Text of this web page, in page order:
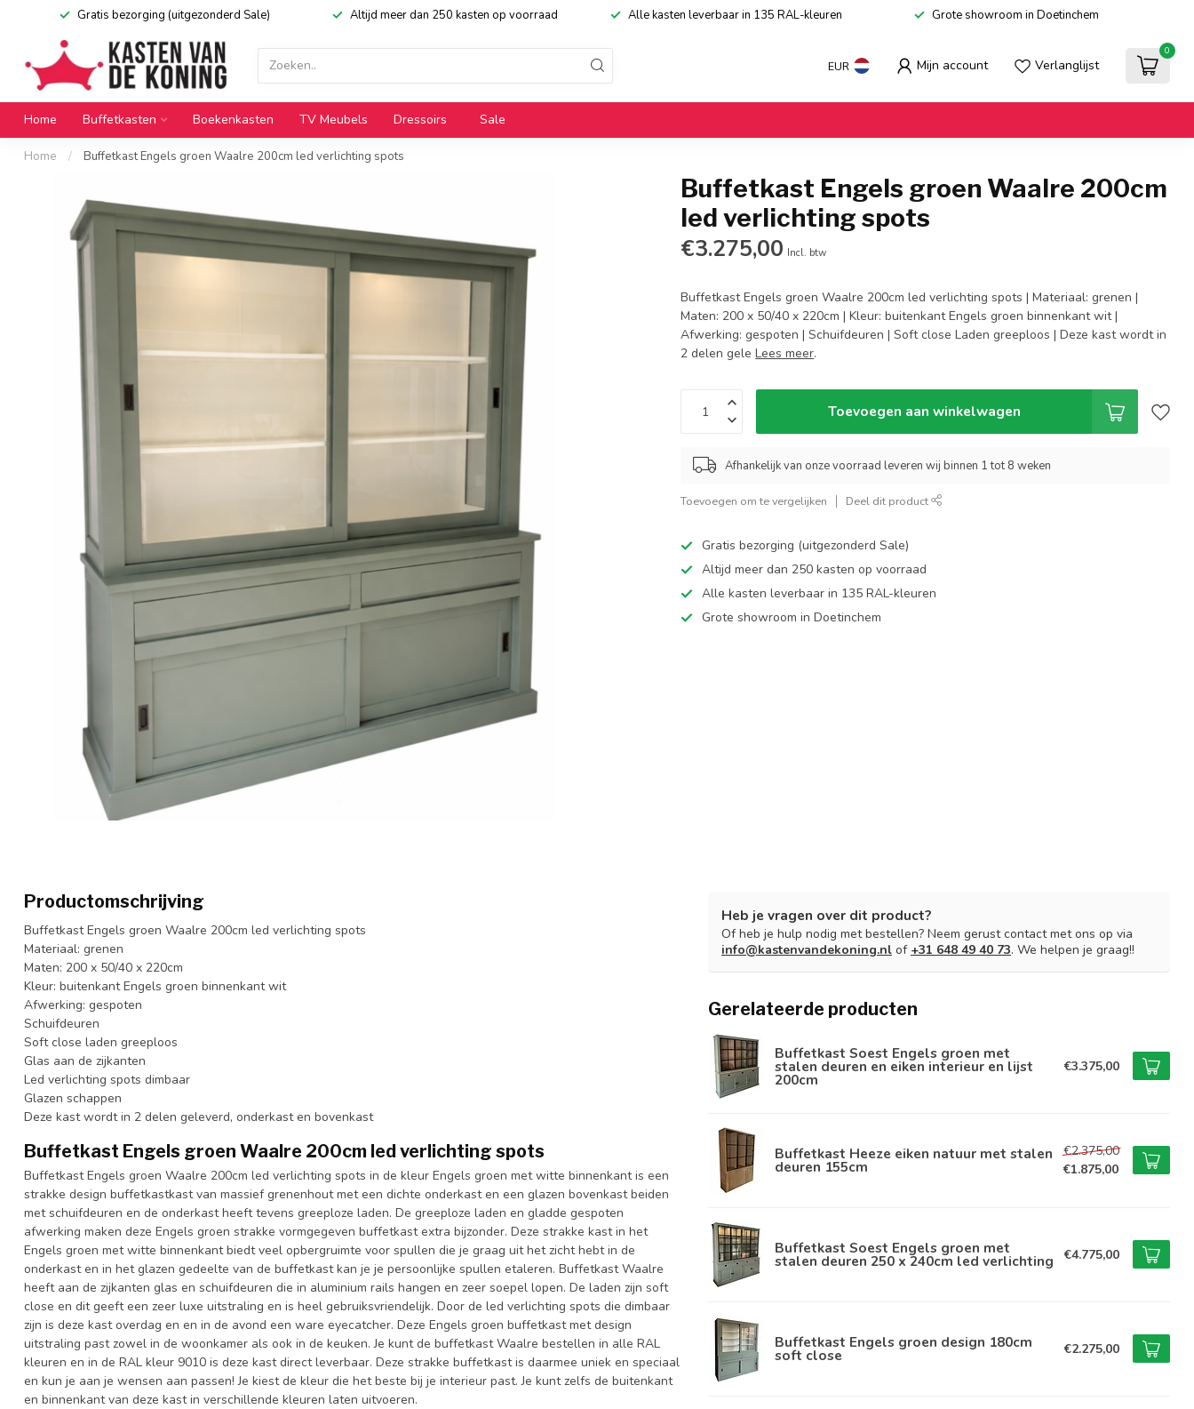
Gratis bezorging (uitgezonderd Sale) Altijd meer dan 250 kasten op voorraad Alle kasten leverbaar in 135 RAL-kleuren Grote showroom in Doetinchem
EUR Mijn account Verlanglijst
0
Home Buffetkasten Boekenkasten TV Meubels Dressoirs Sale
Home / Buffetkast Engels groen Waalre 200cm led verlichting spots
Buffetkast Engels groen Waalre 200cm
led verlichting spots
€3.275,00 Incl. btw
Buffetkast Engels groen Waalre 200cm led verlichting spots | Materiaal: grenen |
Maten: 200 x 50/40 x 220cm | Kleur: buitenkant Engels groen binnenkant wit |
Afwerking: gespoten | Schuifdeuren | Soft close Laden greeploos | Deze kast wordt in
2 delen geleLees meer.
Toevoegen aan winkelwagen
Afhankelijk van onze voorraad leveren wij binnen 1 tot 8 weken
Toevoegen om te vergelijken Deel dit product
Gratis bezorging (uitgezonderd Sale)
Altijd meer dan 250 kasten op voorraad
Alle kasten leverbaar in 135 RAL-kleuren
Grote showroom in Doetinchem
Productomschrijving
Buffetkast Engels groen Waalre 200cm led verlichting spots
Materiaal: grenen
Maten: 200 x 50/40 x 220cm
Kleur: buitenkant Engels groen binnenkant wit
Afwerking: gespoten
Schuifdeuren
Soft close laden greeploos
Glas aan de zijkanten
Led verlichting spots dimbaar
Glazen schappen
Deze kast wordt in 2 delen geleverd, onderkast en bovenkast
Buffetkast Engels groen Waalre 200cm led verlichting spots
Buffetkast Engels groen Waalre 200cm led verlichting spots in de kleur Engels groen met witte binnenkant is een
strakke design buffetkastkast van massief grenenhout met een dichte onderkast en een glazen bovenkast beiden
met schuifdeuren en de onderkast heeft tevens greeploze laden. De greeploze laden en gladde gespoten
afwerking maken deze Engels groen strakke vormgegeven buffetkast extra bijzonder. Deze strakke kast in het
Engels groen met witte binnenkant biedt veel opbergruimte voor spullen die je graag uit het zicht hebt in de
onderkast en in het glazen gedeelte van de buffetkast kan je je persoonlijke spullen etaleren. Buffetkast Waalre
heeft aan de zijkanten glas en schuifdeuren die in aluminium rails hangen en zeer soepel lopen. De laden zijn soft
close en dit geeft een zeer luxe uitstraling en is heel gebruiksvriendelijk. Door de led verlichting spots die dimbaar
zijn is deze kast overdag en en in de avond een ware eyecatcher. Deze Engels groen buffetkast met design
uitstraling past zowel in de woonkamer als ook in de keuken. Je kunt de buffetkast Waalre bestellen in alle RAL
kleuren en in de RAL kleur 9010 is deze kast direct leverbaar. Deze strakke buffetkast is daarmee uniek en speciaal
en kun je aan je wensen aan passen! Je kiest de kleur die het beste bij je interieur past. Je kunt zelfs de buitenkant
en binnenkant van deze kast in verschillende kleuren laten uitvoeren.
Heb je vragen over dit product?
Of heb je hulp nodig met bestellen? Neem gerust contact met ons op via
info@kastenvandekoning.nl of +31 648 49 40 73. We helpen je graag!!
Gerelateerde producten
Buffetkast Soest Engels groen met
stalen deuren en eiken interieur en lijst
200cm
€3.375,00
Buffetkast Heeze eiken natuur met stalen
deuren 155cm
€2.375,00
€1.875,00
Buffetkast Soest Engels groen met
stalen deuren 250 x 240cm led verlichting €4.775,00
Buffetkast Engels groen design 180cm
soft close €2.275,00